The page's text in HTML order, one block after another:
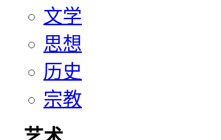
文学
思想
历史
宗教